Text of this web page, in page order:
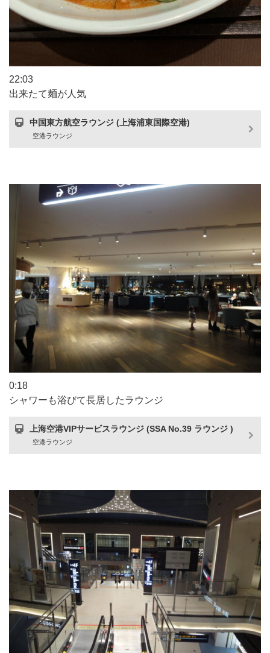
22:03
出来たて麺が人気
中国東方航空ラウンジ (上海浦東国際空港)
空港ラウンジ
0:18
シャワーも浴びて長居したラウンジ
上海空港VIPサービスラウンジ (SSA No.39 ラウンジ )
空港ラウンジ